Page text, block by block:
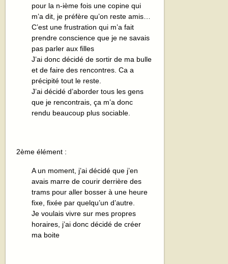
pour la n-ième fois une copine qui
m’a dit, je préfère qu’on reste amis…
C’est une frustration qui m’a fait
prendre conscience que je ne savais
pas parler aux filles
J’ai donc décidé de sortir de ma bulle
et de faire des rencontres. Ca a
précipité tout le reste.
J’ai décidé d’aborder tous les gens
que je rencontrais, ça m’a donc
rendu beaucoup plus sociable.
2ème élément :
A un moment, j’ai décidé que j’en
avais marre de courir derrière des
trams pour aller bosser à une heure
fixe, fixée par quelqu’un d’autre.
Je voulais vivre sur mes propres
horaires, j’ai donc décidé de créer
ma boite